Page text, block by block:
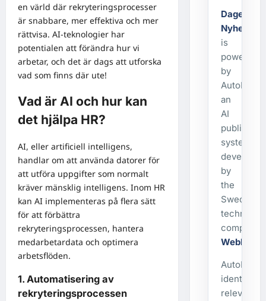
en värld där rekryteringsprocesser
är snabbare, mer effektiva och mer
rättvisa. AI-teknologier har
potentialen att förändra hur vi
arbetar, och det är dags att utforska
vad som finns där ute!
Vad är AI och hur kan
det hjälpa HR?
AI, eller artificiell intelligens,
handlar om att använda datorer för
att utföra uppgifter som normalt
kräver mänsklig intelligens. Inom HR
kan AI implementeras på flera sätt
för att förbättra
rekryteringsprocessen, hantera
medarbetardata och optimera
arbetsflöden.
1. Automatisering av
rekryteringsprocessen
Dagens-
is
powered
by
AutoPost,
an
AI
publishing
system
developed
by
the
Swedish
company
WebbX
AutoPost
identifies
relevant